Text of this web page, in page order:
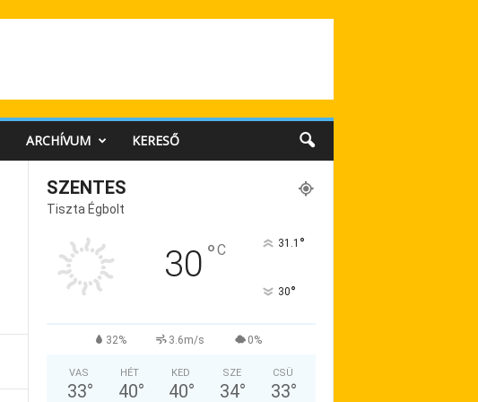
ARCHÍVUM KERESŐ
SZENTES
Tiszta Égbolt
30 °C 31.1 °
30°
32% 3.6m/s 0%
VAS
33°
HÉT
40°
KED
40°
SZE
34°
CSÜ
33°